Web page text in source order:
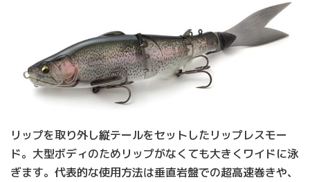
リップを取り外し縦テールをセットしたリップレスモー
ド。大型ボディのためリップがなくても大きくワイドに泳
ぎます。代表的な使用方法は垂直岩盤での超高速巻きや、